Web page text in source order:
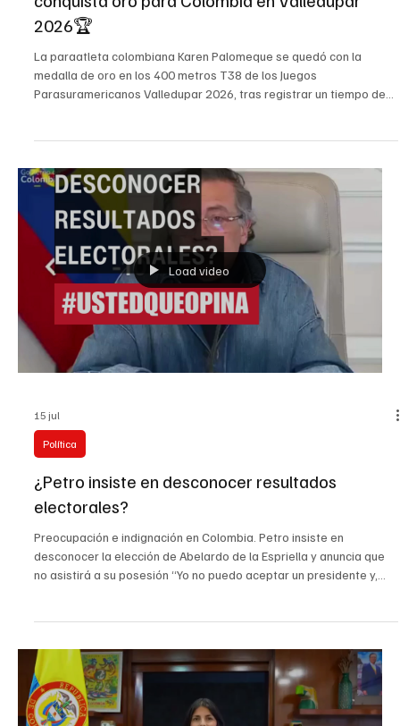
15 jul
conquista oro para Colombia en Valledupar
2026🏆
La paraatleta colombiana Karen Palomeque se quedó con la
medalla de oro en los 400 metros T38 de los Juegos
Parasuramericanos Valledupar 2026, tras registrar un tiempo de
56.60 segundos. Con esta marca, la deportista estableció un
nuevo récord mundial y superó su propio registro de 58.67
segundos, conseguido en los Juegos Paralímpicos de París 2024.
La prueba se disputó en el estadio José Luis Parada, de la Unidad
Deportiva La Gota Fría, donde Colombia tuvo una destacada segu
¿Petro insiste en desconocer resultados
electorales?